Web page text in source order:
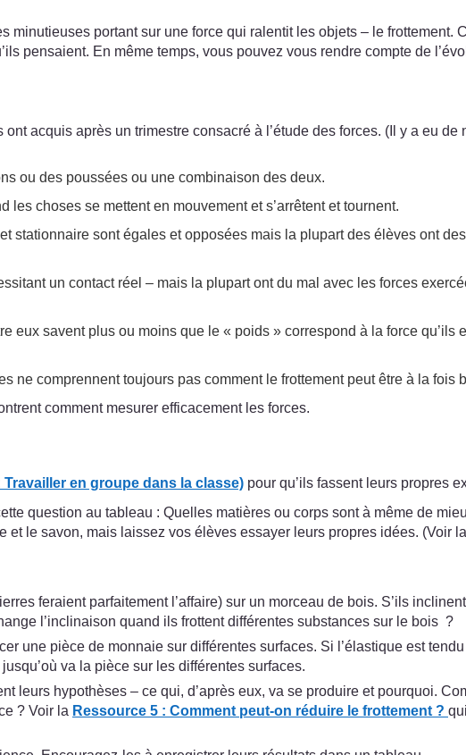
minutieuses portant sur une force qui ralentit les objets – le frottement.
pensaient. En même temps, vous pouvez vous rendre compte de
acquis après un trimestre consacré à l’étude des forces. (Il y a eu
ou des poussées ou une combinaison des deux.
choses se mettent en mouvement et s’arrêtent et tournent.
stationnaire sont égales et opposées mais la plupart des élèves ont
un contact réel – mais la plupart ont du mal avec les forces
eux savent plus ou moins que le « poids » correspond à la force qu’ils
ne comprennent toujours pas comment le frottement peut être à la fois
comment mesurer efficacement les forces.
Travailler en groupe dans la classe) pour qu’ils fassent leurs propres
question au tableau : Quelles matières ou corps sont à même de
le savon, mais laissez vos élèves essayer leurs propres idées. (Voir la
feraient parfaitement l’affaire) sur un morceau de bois. S’ils
l’inclinaison quand ils frottent différentes substances sur le bois ?
une pièce de monnaie sur différentes surfaces. Si l’élastique est
va la pièce sur les différentes surfaces.
leurs hypothèses – ce qui, d’après eux, va se produire et pourquoi.
? Voir la Ressource 5 : Comment peut-on réduire le frottement ?